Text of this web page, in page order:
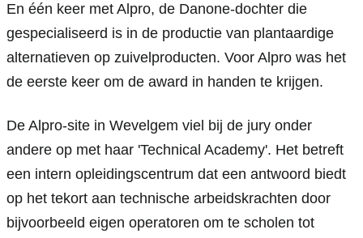
En één keer met Alpro, de Danone-dochter die
gespecialiseerd is in de productie van plantaardige
alternatieven op zuivelproducten. Voor Alpro was het
de eerste keer om de award in handen te krijgen.
De Alpro-site in Wevelgem viel bij de jury onder
andere op met haar 'Technical Academy'. Het betreft
een intern opleidingscentrum dat een antwoord biedt
op het tekort aan technische arbeidskrachten door
bijvoorbeeld eigen operatoren om te scholen tot